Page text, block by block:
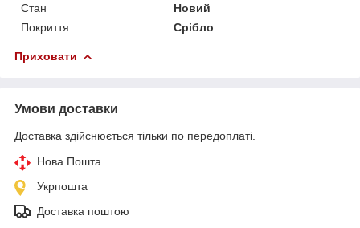
Стан
Новий
Покриття
Срібло
Приховати
Умови доставки
Доставка здійснюється тільки по передоплаті.
Нова Пошта
Укрпошта
Доставка поштою